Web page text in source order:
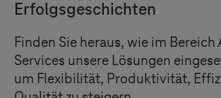
Erfolgsgeschichten
Finden Sie heraus, wie im
Services unsere Lösungen
um Flexibilität, Produktivität,